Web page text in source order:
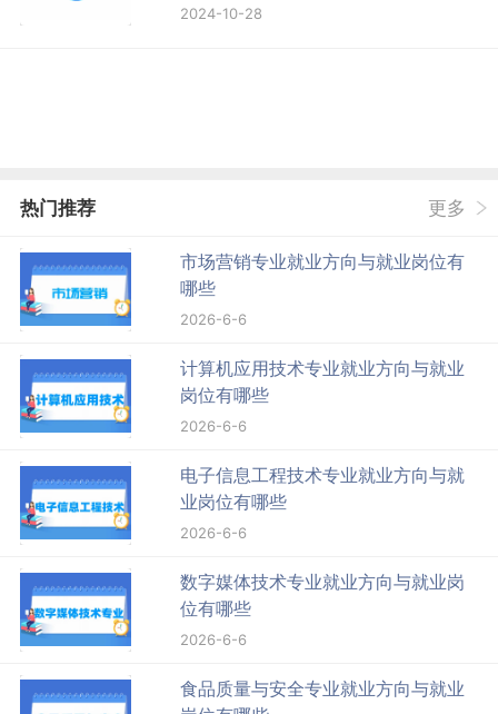
2024-10-28
热门推荐 更多
市场营销专业就业方向与就业岗位有
哪些
2026-6-6
计算机应用技术专业就业方向与就业
岗位有哪些
2026-6-6
电子信息工程技术专业就业方向与就
业岗位有哪些
2026-6-6
数字媒体技术专业就业方向与就业岗
位有哪些
2026-6-6
食品质量与安全专业就业方向与就业